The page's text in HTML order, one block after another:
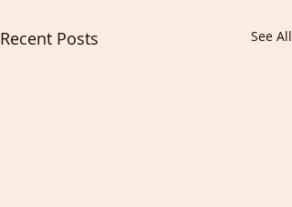
Recent Posts See All